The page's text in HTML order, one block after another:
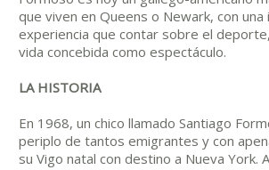
que viven en Queens o Newark, con
experiencia que contar sobre el
vida concebida como espectáculo.
LA HISTORIA
En 1968, un chico llamado Santiago
periplo de tantos emigrantes y con
su Vigo natal con destino a Nueva York.